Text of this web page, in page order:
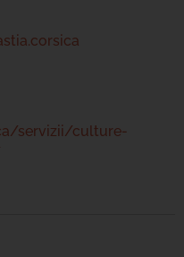
servizii/culture-